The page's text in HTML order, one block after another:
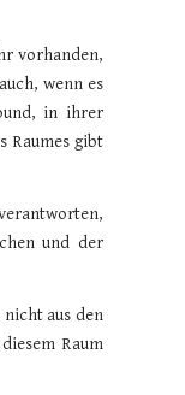
vorhanden,
wenn es
in ihrer
Raumes gibt
und der
aus den
Raum